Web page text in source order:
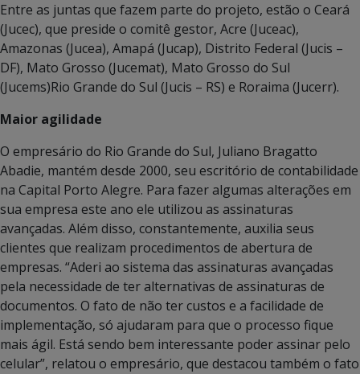
Entre as juntas que fazem parte do projeto, estão o Ceará
(Jucec), que preside o comitê gestor, Acre (Juceac),
Amazonas (Jucea), Amapá (Jucap), Distrito Federal (Jucis –
DF), Mato Grosso (Jucemat), Mato Grosso do Sul
(Jucems)Rio Grande do Sul (Jucis – RS) e Roraima (Jucerr).
Maior agilidade
O empresário do Rio Grande do Sul, Juliano Bragatto
Abadie, mantém desde 2000, seu escritório de contabilidade
na Capital Porto Alegre. Para fazer algumas alterações em
sua empresa este ano ele utilizou as assinaturas
avançadas. Além disso, constantemente, auxilia seus
clientes que realizam procedimentos de abertura de
empresas. “Aderi ao sistema das assinaturas avançadas
pela necessidade de ter alternativas de assinaturas de
documentos. O fato de não ter custos e a facilidade de
implementação, só ajudaram para que o processo fique
mais ágil. Está sendo bem interessante poder assinar pelo
celular”, relatou o empresário, que destacou também o fato